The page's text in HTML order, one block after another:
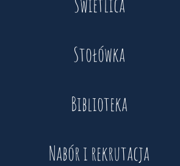
Stołówka
Biblioteka
Nabór i rekrutacja